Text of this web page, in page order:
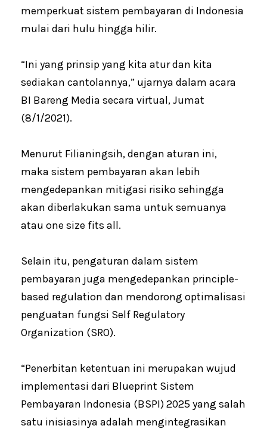
memperkuat sistem pembayaran di Indonesia
mulai dari hulu hingga hilir.
“Ini yang prinsip yang kita atur dan kita
sediakan cantolannya,” ujarnya dalam acara
BI Bareng Media secara virtual, Jumat
(8/1/2021).
Menurut Filianingsih, dengan aturan ini,
maka sistem pembayaran akan lebih
mengedepankan mitigasi risiko sehingga
akan diberlakukan sama untuk semuanya
atau one size fits all.
Selain itu, pengaturan dalam sistem
pembayaran juga mengedepankan principle-
based regulation dan mendorong optimalisasi
penguatan fungsi Self Regulatory
Organization (SRO).
“Penerbitan ketentuan ini merupakan wujud
implementasi dari Blueprint Sistem
Pembayaran Indonesia (BSPI) 2025 yang salah
satu inisiasinya adalah mengintegrasikan